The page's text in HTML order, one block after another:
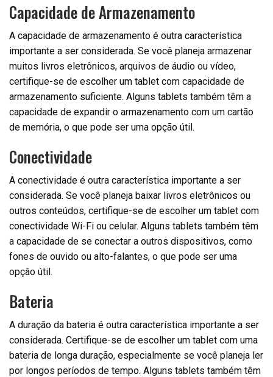
Capacidade de Armazenamento
A capacidade de armazenamento é outra característica
importante a ser considerada. Se você planeja armazenar
muitos livros eletrônicos, arquivos de áudio ou vídeo,
certifique-se de escolher um tablet com capacidade de
armazenamento suficiente. Alguns tablets também têm a
capacidade de expandir o armazenamento com um cartão
de memória, o que pode ser uma opção útil.
Conectividade
A conectividade é outra característica importante a ser
considerada. Se você planeja baixar livros eletrônicos ou
outros conteúdos, certifique-se de escolher um tablet com
conectividade Wi-Fi ou celular. Alguns tablets também têm
a capacidade de se conectar a outros dispositivos, como
fones de ouvido ou alto-falantes, o que pode ser uma
opção útil.
Bateria
A duração da bateria é outra característica importante a ser
considerada. Certifique-se de escolher um tablet com uma
bateria de longa duração, especialmente se você planeja ler
por longos períodos de tempo. Alguns tablets também têm